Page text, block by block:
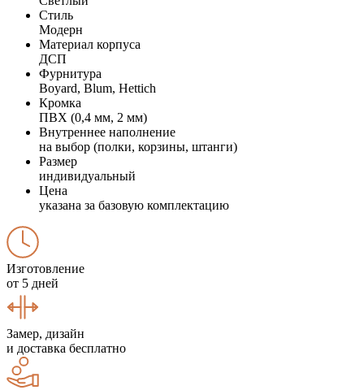
Стиль
Модерн
Материал корпуса
ДСП
Фурнитура
Boyard, Blum, Hettich
Кромка
ПВХ (0,4 мм, 2 мм)
Внутреннее наполнение
на выбор (полки, корзины, штанги)
Размер
индивидуальный
Цена
указана за базовую комплектацию
Изготовление
от 5 дней
Замер, дизайн
и доставка бесплатно